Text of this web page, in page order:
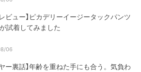
レビュー】ピカデリーイージータックパンツ
試着してみました
06
ヤー裏話】年齢を重ねた手にも合う。気負わ